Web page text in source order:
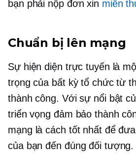
bạn phải nộp đơn xin miễn
Chuẩn bị lên mạng
Sự hiện diện trực tuyến là
trọng của bất kỳ tổ chức từ
thành công. Với sự nổi bật
triển vọng đảm bảo thành
mạng là cách tốt nhất để
của bạn đến đúng đối